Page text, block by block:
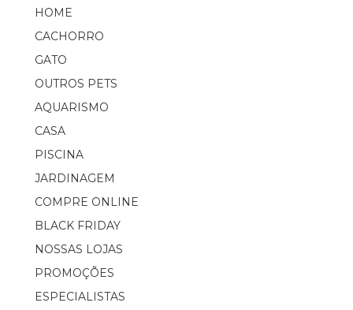
HOME
CACHORRO
GATO
OUTROS PETS
AQUARISMO
CASA
PISCINA
JARDINAGEM
COMPRE ONLINE
BLACK FRIDAY
NOSSAS LOJAS
PROMOÇÕES
ESPECIALISTAS